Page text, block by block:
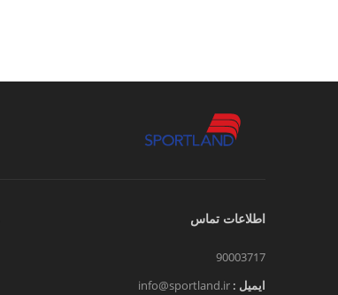
اطلاعات تماس
90003717
ایمیل : info@sportland.ir